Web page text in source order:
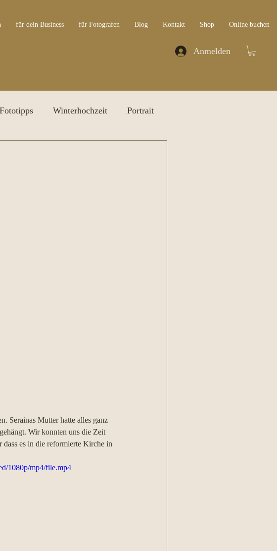
für dein Business für Fotografen Blog Kontakt Shop Online buchen
Anmelden
Fototipps Winterhochzeit Portrait
Serainas Mutter hatte alles ganz
Wir konnten uns die Zeit
es in die reformierte Kirche in
1080p/mp4/file.mp4